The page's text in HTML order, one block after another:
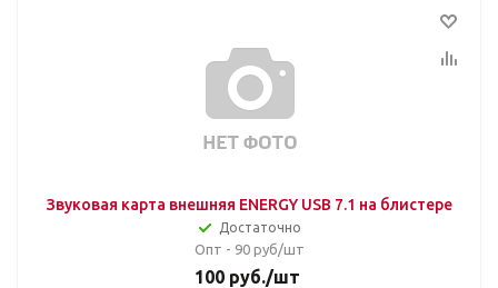
Звуковая карта внешняя ENERGY USB 7.1 на блистере
Достаточно
Опт - 90 руб/шт
100 руб./шт